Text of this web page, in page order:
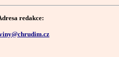
redakce: